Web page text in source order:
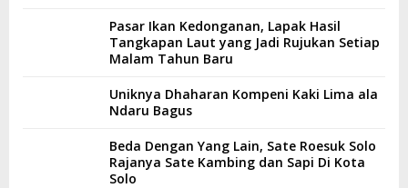
Pasar Ikan Kedonganan, Lapak Hasil
Tangkapan Laut yang Jadi Rujukan Setiap
Malam Tahun Baru
Uniknya Dhaharan Kompeni Kaki Lima ala
Ndaru Bagus
Beda Dengan Yang Lain, Sate Roesuk Solo
Rajanya Sate Kambing dan Sapi Di Kota
Solo